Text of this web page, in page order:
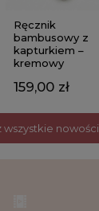
Ręcznik
bambusowy z
kapturkiem –
kremowy
159,00 zł
wszystkie nowości